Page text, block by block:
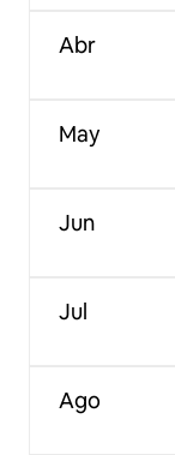
Abr
May
Jun
Jul
Ago